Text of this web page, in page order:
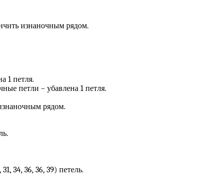
изнаночным рядом.
1 петля.
петли – убавлена 1 петля.
рядом.
34, 36, 36, 39) петель.